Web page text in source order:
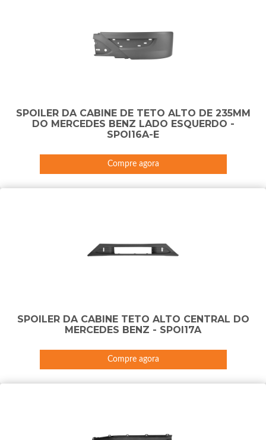
SPOILER DA CABINE DE TETO ALTO DE 235MM
DO MERCEDES BENZ LADO ESQUERDO -
SPOI16A-E
Compre agora
SPOILER DA CABINE TETO ALTO CENTRAL DO
MERCEDES BENZ - SPOI17A
Compre agora